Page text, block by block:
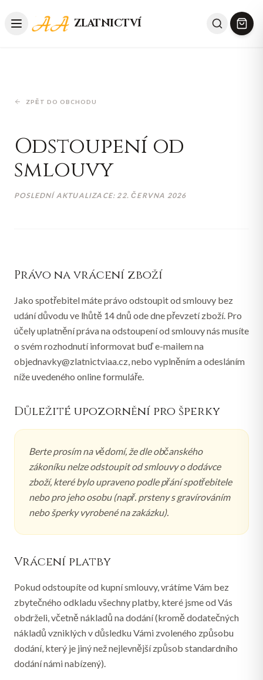
ZLATNICTVÍ
ZPĚT DO OBCHODU
Odstoupení od
smlouvy
POSLEDNÍ AKTUALIZACE: 22. ČERVNA 2026
Právo na vrácení zboží
Jako spotřebitel máte právo odstoupit od smlouvy bez
udání důvodu ve lhůtě 14 dnů ode dne převzetí zboží. Pro
účely uplatnění práva na odstoupení od smlouvy nás musíte
o svém rozhodnutí informovat buď e-mailem na
objednavky@zlatnictviaa.cz, nebo vyplněním a odesláním
níže uvedeného online formuláře.
Důležité upozornění pro šperky
Berte prosím na vědomí, že dle občanského
zákoníku nelze odstoupit od smlouvy o dodávce
zboží, které bylo upraveno podle přání spotřebitele
nebo pro jeho osobu (např. prsteny s gravírováním
nebo šperky vyrobené na zakázku).
Vrácení platby
Pokud odstoupíte od kupní smlouvy, vrátíme Vám bez
zbytečného odkladu všechny platby, které jsme od Vás
obdrželi, včetně nákladů na dodání (kromě dodatečných
nákladů vzniklých v důsledku Vámi zvoleného způsobu
dodání, který je jiný než nejlevnější způsob standardního
dodání námi nabízený).